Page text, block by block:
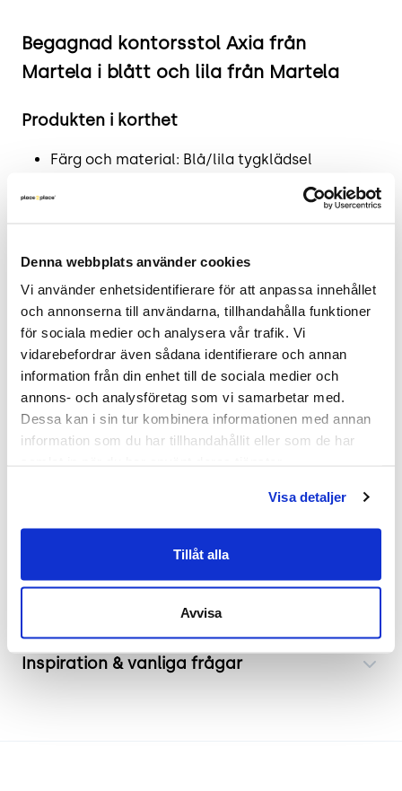
Denna webbplats använder cookies
Vi använder enhetsidentifierare för att anpassa innehållet
och annonserna till användarna, tillhandahålla funktioner
för sociala medier och analysera vår trafik. Vi
vidarebefordrar även sådana identifierare och annan
information från din enhet till de sociala medier och
annons- och analysföretag som vi samarbetar med.
Dessa kan i sin tur kombinera informationen med annan
information som du har tillhandahållit eller som de har
Visa detaljer
Tillåt alla
Avvisa
Begagnad kontorsstol Axia från
Martela i blått och lila från Martela
Produkten i korthet
Färg och material: Blå/lila tygklädsel
Mått: Höjd 100 cm, Bredd 70 cm, Djup 70 cm.
2 års garanti
Mer om Axia
Martelas ergonomiska kontorsstol Axia är
utformad för att främja en korrekt sittställning
vilket bidrar till ökat välbefinnande på arbetet.
Designen leder användarens bäcken till en
naturlig position samtidigt som ryggstödet ger
stöd för överkroppen i en upprätt position. De
nacke och axlar, vilket gör kontorsstolen idealisk
Frakt & leverans
Inspiration & vanliga frågar